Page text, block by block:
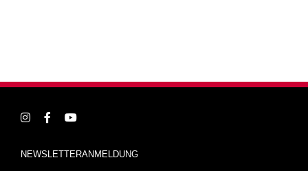
NEWSLETTERANMELDUNG